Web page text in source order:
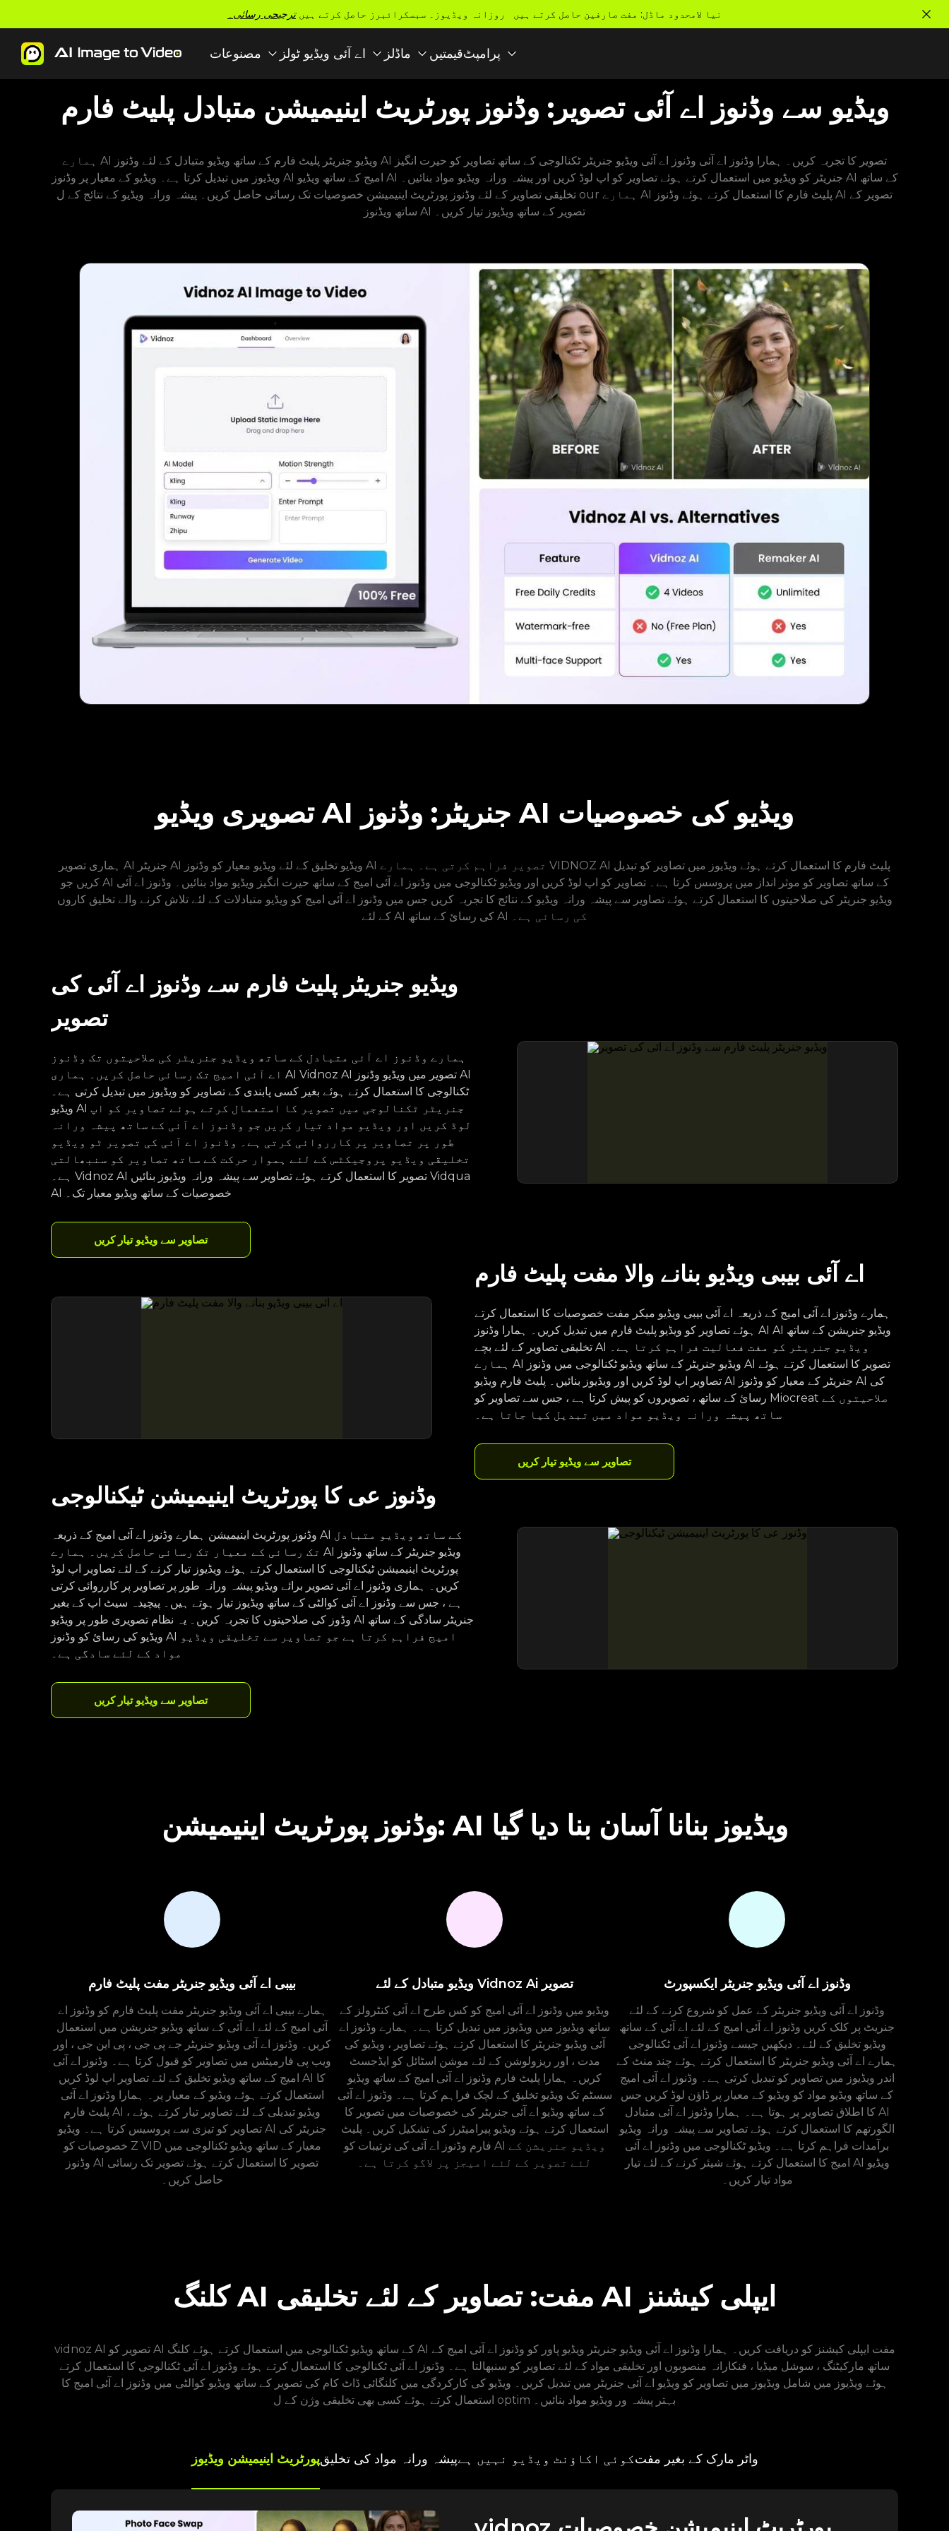
نیا لامحدود ماڈل: مفت صارفین حاصل کرتے ہیں روزانہ ویڈیوز۔ سبسکرائبرز حاصل کرتے ہیںترجیحی رسائی۔
مصنوعات اے آئی ویڈیو ٹولز ماڈلز قیمتیںپرامپٹ
ویڈیو سے وڈنوز اے آئی تصویر: وڈنوز پورٹریٹ اینیمیشن متبادل پلیٹ فارم
ہمارے AI ویڈیو جنریٹر پلیٹ فارم کے ساتھ ویڈیو متبادل کے لئے وڈنوز AI تصویر کا تجربہ کریں۔ ہمارا وڈنوز اے آئی وڈنوز اے آئی ویڈیو جنریٹر ٹکنالوجی کے ساتھ تصاویر کو حیرت انگیز
ویڈیوز میں تبدیل کرتا ہے۔ ویڈیو کے معیار پر وڈنوز AI امیج کے ساتھ ویڈیو AI جنریٹر کو ویڈیو میں استعمال کرتے ہوئے تصاویر کو اپ لوڈ کریں اور پیشہ ورانہ ویڈیو مواد بنائیں۔ AI کے ساتھ
تخلیقی تصاویر کے لئے وڈنوز پورٹریٹ اینیمیشن خصوصیات تک رسائی حاصل کریں۔ پیشہ ورانہ ویڈیو کے نتائج کے ل our ہمارے AI پلیٹ فارم کا استعمال کرتے ہوئے وڈنوز AI تصویر کے
ساتھ ویڈنوز AI تصویر کے ساتھ ویڈیوز تیار کریں۔
تصویری ویڈیو AI جنریٹر: وڈنوز AI ویڈیو کی خصوصیات
ہماری تصویر AI جنریٹر AI ویڈیو تخلیق کے لئے ویڈیو معیار کو وڈنوز AI تصویر فراہم کرتی ہے۔ ہمارے VIDNOZ AI پلیٹ فارم کا استعمال کرتے ہوئے ویڈیوز میں تصاویر کو تبدیل
کریں جو AI کے ساتھ تصاویر کو موثر انداز میں پروسس کرتا ہے۔ تصاویر کو اپ لوڈ کریں اور ویڈیو ٹکنالوجی میں وڈنوز اے آئی امیج کے ساتھ حیرت انگیز ویڈیو مواد بنائیں۔ وڈنوز اے آئی
ویڈیو جنریٹر کی صلاحیتوں کا استعمال کرتے ہوئے تصاویر سے پیشہ ورانہ ویڈیو کے نتائج کا تجربہ کریں جس میں وڈنوز اے آئی امیج کو ویڈیو متبادلات کے لئے تلاش کرنے والے تخلیق کاروں
کے لئے AI کی رسائ کے ساتھ AI کی رسائی ہے۔
ویڈیو جنریٹر پلیٹ فارم سے وڈنوز اے آئی کی
تصویر
ہمارے وڈنوز اے آئی متبادل کے ساتھ ویڈیو جنریٹر کی صلاحیتوں تک وڈنوز
اے آئی امیج تک رسائی حاصل کریں۔ ہماری AI Vidnoz AI تصویر میں ویڈیو وڈنوز AI
ٹکنالوجی کا استعمال کرتے ہوئے بغیر کسی پابندی کے تصاویر کو ویڈیوز میں تبدیل کرتی ہے۔
ویڈیو AI جنریٹر ٹکنالوجی میں تصویر کا استعمال کرتے ہوئے تصاویر کو اپ
لوڈ کریں اور ویڈیو مواد تیار کریں جو وڈنوز اے آئی کے ساتھ پیشہ ورانہ
طور پر تصاویر پر کارروائی کرتی ہے۔ وڈنوز اے آئی کی تصویر ٹو ویڈیو
تخلیقی ویڈیو پروجیکٹس کے لئے ہموار حرکت کے ساتھ تصاویر کو سنبھالتی
ہے۔ Vidnoz AI تصویر کا استعمال کرتے ہوئے تصاویر سے پیشہ ورانہ ویڈیوز بنائیں Vidqua
AI خصوصیات کے ساتھ ویڈیو معیار تک۔
تصاویر سے ویڈیو تیار کریں
اے آئی بیبی ویڈیو بنانے والا مفت پلیٹ فارم
ہمارے وڈنوز اے آئی امیج کے ذریعہ اے آئی بیبی ویڈیو میکر مفت خصوصیات کا استعمال کرتے
ہوئے تصاویر کو ویڈیو پلیٹ فارم میں تبدیل کریں۔ ہمارا وڈنوز AI AI ویڈیو جنریشن کے ساتھ
تخلیقی تصاویر کے لئے بچے AI ویڈیو جنریٹر کو مفت فعالیت فراہم کرتا ہے۔
ہمارے AI ویڈیو جنریٹر کے ساتھ ویڈیو ٹکنالوجی میں وڈنوز AI تصویر کا استعمال کرتے ہوئے
تصاویر اپ لوڈ کریں اور ویڈیوز بنائیں۔ پلیٹ فارم ویڈیو AI جنریٹر کے معیار کو وڈنوز AI کی
رسائ کے ساتھ ، تصویروں کو پیش کرتا ہے ، جس سے تصاویر کو Miocreat صلاحیتوں کے
ساتھ پیشہ ورانہ ویڈیو مواد میں تبدیل کیا جاتا ہے۔
تصاویر سے ویڈیو تیار کریں
وڈنوز عی کا پورٹریٹ اینیمیشن ٹیکنالوجی
وڈنوز پورٹریٹ اینیمیشن ہمارے وڈنوز اے آئی امیج کے ذریعہ AI کے ساتھ ویڈیو متبادل
تک رسائی کے معیار تک رسائی حاصل کریں۔ ہمارے AI ویڈیو جنریٹر کے ساتھ وڈنوز
پورٹریٹ اینیمیشن ٹیکنالوجی کا استعمال کرتے ہوئے ویڈیوز تیار کرنے کے لئے تصاویر اپ لوڈ
کریں۔ ہماری وڈنوز اے آئی تصویر برائے ویڈیو پیشہ ورانہ طور پر تصاویر پر کارروائی کرتی
ہے ، جس سے وڈنوز اے آئی کوالٹی کے ساتھ ویڈیوز تیار ہوتے ہیں۔ پیچیدہ سیٹ اپ کے بغیر
وڈوز کی صلاحیتوں کا تجربہ کریں۔ یہ نظام تصویری طور پر ویڈیو AI جنریٹر سادگی کے ساتھ
ویڈیو کی رسائ کو وڈنوز AI امیج فراہم کرتا ہے جو تصاویر سے تخلیقی ویڈیو
مواد کے لئے سادگی ہے۔
تصاویر سے ویڈیو تیار کریں
وڈنوز پورٹریٹ اینیمیشن: AI ویڈیوز بنانا آسان بنا دیا گیا
بیبی اے آئی ویڈیو جنریٹر مفت پلیٹ فارم
ہمارے بیبی اے آئی ویڈیو جنریٹر مفت پلیٹ فارم کو وڈنوز اے
آئی امیج کے لئے اے آئی کے ساتھ ویڈیو جنریشن میں استعمال
کریں۔ وڈنوز اے آئی ویڈیو جنریٹر جے پی جی ، پی این جی ، اور
ویب پی فارمیٹس میں تصاویر کو قبول کرتا ہے۔ وڈنوز اے آئی
امیج کے ساتھ ویڈیو تخلیق کے لئے تصاویر اپ لوڈ کریں AI کا
استعمال کرتے ہوئے ویڈیو کے معیار پر۔ ہمارا وڈنوز اے آئی
پلیٹ فارم AI ویڈیو تبدیلی کے لئے تصاویر تیار کرتے ہوئے ،
تصاویر کو تیزی سے پروسیس کرتا ہے۔ ویڈیو AI جنریٹر کی
خصوصیات کو Z VID معیار کے ساتھ ویڈیو ٹکنالوجی میں
وڈنوز AI تصویر کا استعمال کرتے ہوئے تصویر تک رسائی
حاصل کریں۔
ویڈیو متبادل کے لئے Vidnoz Ai تصویر
ویڈیو میں وڈنوز اے آئی امیج کو کس طرح اے آئی کنٹرولز کے
ساتھ ویڈیوز میں ویڈیوز میں تبدیل کرتا ہے۔ ہمارے وڈنوز اے
آئی ویڈیو جنریٹر کا استعمال کرتے ہوئے تصاویر ، ویڈیو کی
مدت ، اور ریزولوشن کے لئے موشن اسٹائل کو ایڈجسٹ
کریں۔ ہمارا پلیٹ فارم وڈنوز اے آئی امیج کے ساتھ ویڈیو
سسٹم تک ویڈیو تخلیق کے لچک فراہم کرتا ہے۔ وڈنوز اے آئی
کے ساتھ ویڈیو اے آئی جنریٹر کی خصوصیات میں تصویر کا
استعمال کرتے ہوئے ویڈیو پیرامیٹرز کی تشکیل کریں۔ پلیٹ
فارم وڈنوز اے آئی کی ترتیبات کو AI ویڈیو جنریشن کے
لئے تصویر کے لئے امیجز پر لاگو کرتا ہے۔
وڈنوز اے آئی ویڈیو جنریٹر ایکسپورٹ
وڈنوز اے آئی ویڈیو جنریٹر کے عمل کو شروع کرنے کے لئے
جنریٹ پر کلک کریں وڈنوز اے آئی امیج کے لئے اے آئی کے ساتھ
ویڈیو تخلیق کے لئے۔ دیکھیں جیسے وڈنوز اے آئی ٹکنالوجی
ہمارے اے آئی ویڈیو جنریٹر کا استعمال کرتے ہوئے چند منٹ کے
اندر ویڈیوز میں تصاویر کو تبدیل کرتی ہے۔ وڈنوز اے آئی امیج
کے ساتھ ویڈیو مواد کو ویڈیو کے معیار پر ڈاؤن لوڈ کریں جس
کا اطلاق تصاویر پر ہوتا ہے۔ ہمارا وڈنوز اے آئی متبادل AI
الگورتھم کا استعمال کرتے ہوئے تصاویر سے پیشہ ورانہ ویڈیو
برآمدات فراہم کرتا ہے۔ ویڈیو ٹکنالوجی میں وڈنوز اے آئی
امیج کا استعمال کرتے ہوئے شیئر کرنے کے لئے تیار AI ویڈیو
مواد تیار کریں۔
کلنگ AI مفت: تصاویر کے لئے تخلیقی AI ایپلی کیشنز
vidnoz AI تصویر کو AI کے ساتھ ویڈیو ٹکنالوجی میں استعمال کرتے ہوئے کلنگ AI مفت ایپلی کیشنز کو دریافت کریں۔ ہمارا وڈنوز اے آئی ویڈیو جنریٹر ویڈیو پاور کو وڈنوز اے آئی امیج کے
ساتھ مارکیٹنگ ، سوشل میڈیا ، فنکارانہ منصوبوں اور تخلیقی مواد کے لئے تصاویر کو سنبھالتا ہے۔ وڈنوز اے آئی ٹکنالوجی کا استعمال کرتے ہوئے وڈنوز اے آئی ٹکنالوجی کا استعمال کرتے
ہوئے ویڈیوز میں شامل ویڈیوز میں تصاویر کو ویڈیو اے آئی جنریٹر میں تبدیل کریں۔ ویڈیو کی کارکردگی میں کلنگائی ڈاٹ کام کی تصویر کے ساتھ ویڈیو کوالٹی میں وڈنوز اے آئی امیج کا
استعمال کرتے ہوئے کسی بھی تخلیقی وژن کے ل optim بہتر پیشہ ور ویڈیو مواد بنائیں۔
پورٹریٹ اینیمیشن ویڈیوزپیشہ ورانہ مواد کی تخلیقکوئی اکاؤنٹ ویڈیو نہیں ہےواٹر مارک کے بغیر مفت